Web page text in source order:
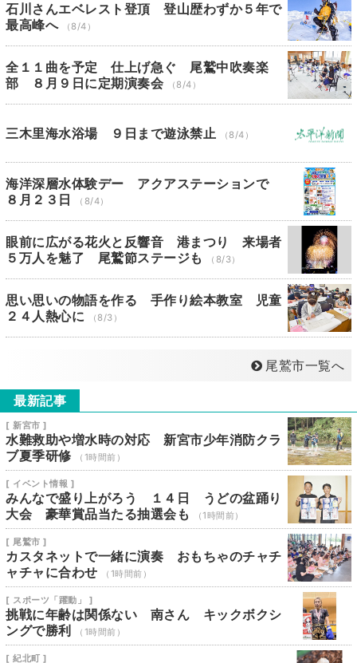
石川さんエベレスト登頂 登山歴わずか５年で
最高峰へ
（8/4）
全１１曲を予定 仕上げ急ぐ 尾鷲中吹奏楽
部 ８月９日に定期演奏会
（8/4）
三木里海水浴場 ９日まで遊泳禁止 （8/4）
海洋深層水体験デー アクアステーションで
８月２３日
（8/4）
眼前に広がる花火と反響音 港まつり 来場者
５万人を魅了 尾鷲節ステージも
（8/3）
思い思いの物語を作る 手作り絵本教室 児童
２４人熱心に
（8/3）
尾鷲市一覧へ
最新記事
[ 新宮市 ]
水難救助や増水時の対応 新宮市少年消防クラ
ブ夏季研修
（1時間前）
[ イベント情報 ]
みんなで盛り上がろう １４日 うどの盆踊り
大会 豪華賞品当たる抽選会も
（1時間前）
[ 尾鷲市 ]
カスタネットで一緒に演奏 おもちゃのチャチ
ャチャに合わせ
（1時間前）
[ スポーツ「躍動」 ]
挑戦に年齢は関係ない 南さん キックボクシ
ングで勝利
（1時間前）
[ 紀北町 ]